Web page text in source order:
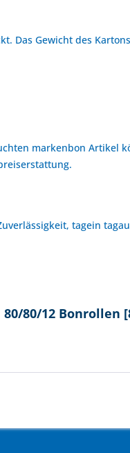
Das Gewicht des
markenbon Artikel
tagein
80/12 Bonrollen